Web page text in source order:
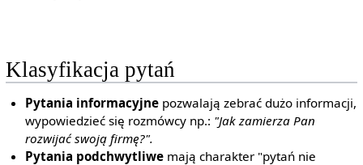
Klasyfikacja pytań
Pytania informacyjne pozwalają zebrać dużo informacji,
wypowiedzieć się rozmówcy np.: "Jak zamierza Pan
rozwijać swoją firmę?".
Pytania podchwytliwe mają charakter "pytań nie